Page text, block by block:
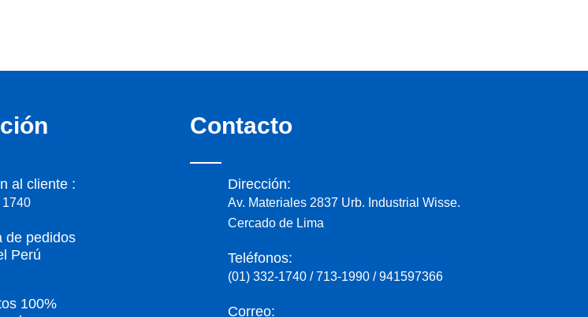
al cliente :
1740
de pedidos
Perú
100%
Contacto
Dirección:
Av. Materiales 2837 Urb. Industrial Wisse.
Cercado de Lima
Teléfonos:
(01) 332-1740 / 713-1990 / 941597366
Correo: